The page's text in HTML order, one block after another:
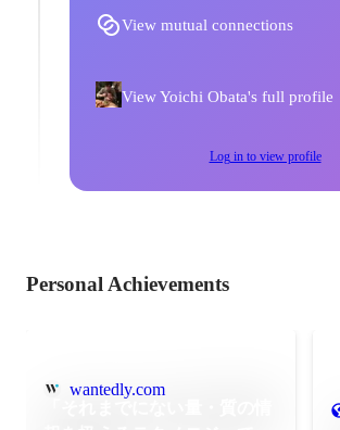
View mutual connections
View Yoichi Obata's full profile
Log in to view profile
Personal Achievements
wantedly.com